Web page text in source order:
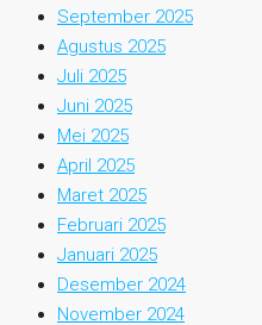
September 2025
Agustus 2025
Juli 2025
Juni 2025
Mei 2025
April 2025
Maret 2025
Februari 2025
Januari 2025
Desember 2024
November 2024